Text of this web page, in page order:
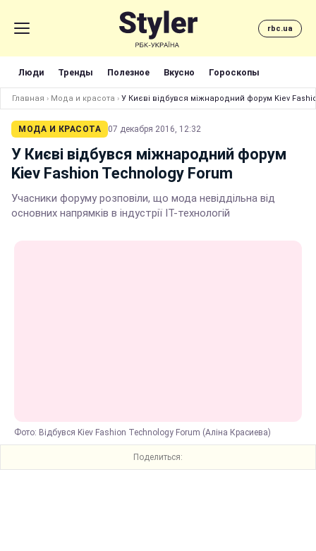
rbc.ua
Люди Тренды Полезное Вкусно Гороскопы
Главная › Мода и красота › У Києві відбувся міжнародний форум Kiev
МОДА И КРАСОТА 07 декабря 2016, 12:32
У Києві відбувся міжнародний форум
Kiev Fashion Technology Forum
Учасники форуму розповіли, що мода невіддільна від
основних напрямків в індустрії IT-технологій
Фото: Відбувся Kiev Fashion Technology Forum (Аліна Красиева)
Поделиться: